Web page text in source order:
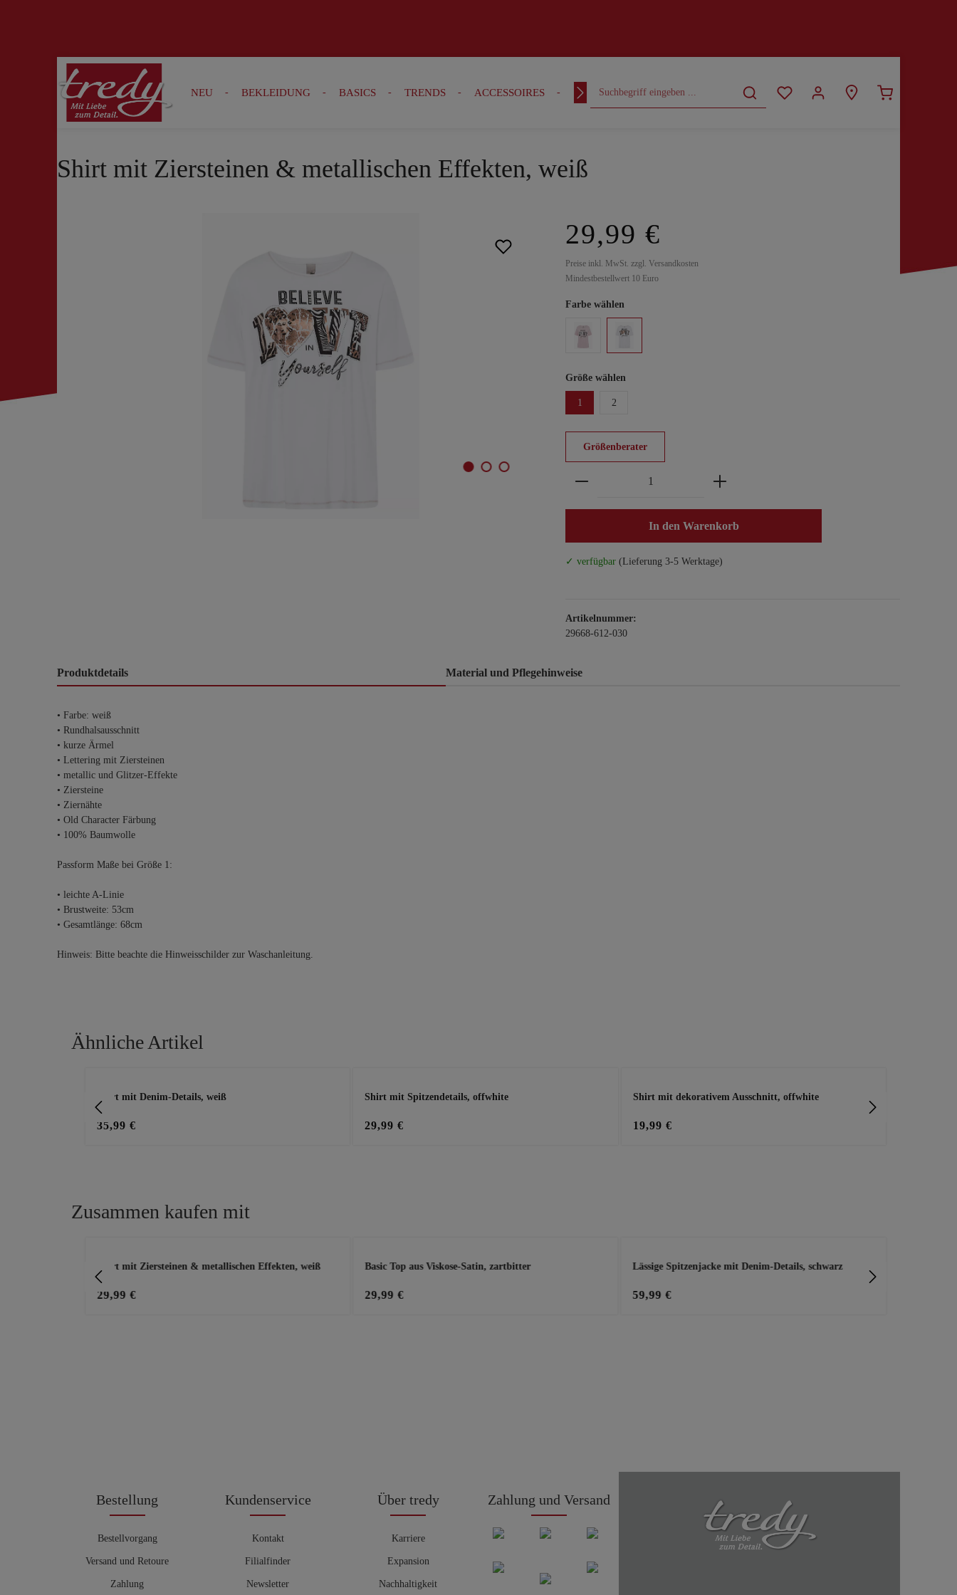
Zur Suche springen Zur Hauptnavigation springen
NEU BEKLEIDUNG BASICS TRENDS ACCESSOIRES OUTFITS CURVY
Shirt mit Ziersteinen & metallischen Effekten, weiß
29,99 €
Preise inkl. MwSt. zzgl. Versandkosten
Mindestbestellwert 10 Euro
Farbe wählen
Größe wählen
1 2
Größenberater
Produkt Anzahl: Gib den gewünschten Wert ein oder
In den Warenkorb
✓ verfügbar (Lieferung 3-5 Werktage)
Artikelnummer:
29668-612-030
Produktdetails Material und Pflegehinweise
• Farbe: weiß
• Rundhalsausschnitt
• kurze Ärmel
• Lettering mit Ziersteinen
• metallic und Glitzer-Effekte
• Ziersteine
• Ziernähte
• Old Character Färbung
• 100% Baumwolle
Passform Maße bei Größe 1:
• leichte A-Linie
• Brustweite: 53cm
• Gesamtlänge: 68cm
Hinweis: Bitte beachte die Hinweisschilder zur Waschanleitung.
Ähnliche Artikel
Shirt mit Denim-Details, weiß
35,99 €
Shirt mit Spitzendetails, offwhite
29,99 €
Shirt mit dekorativem Ausschnitt, offwhite
19,99 €
Zusammen kaufen mit
Shirt mit Ziersteinen & metallischen Effekten, weiß
29,99 €
Basic Top aus Viskose-Satin, zartbitter
29,99 €
Lässige Spitzenjacke mit Denim-Details, schwarz
59,99 €
Bestellung
Bestellvorgang
Versand und Retoure
Zahlung
Kundenservice
Kontakt
Filialfinder
Newsletter
Über tredy
Karriere
Expansion
Nachhaltigkeit
Zahlung und Versand